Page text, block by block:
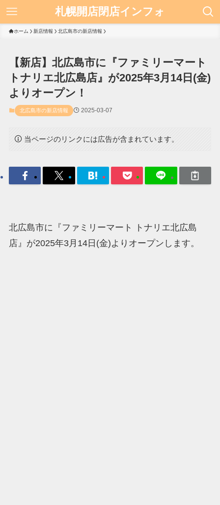
札幌開店閉店インフォ
ホーム 新店情報 北広島市の新店情報
【新店】北広島市に『ファミリーマート
トナリエ北広島店』が2025年3月14日(金)
よりオープン！
北広島市の新店情報 2025-03-07
当ページのリンクには広告が含まれています。
北広島市に『ファミリーマート トナリエ北広島
店』が2025年3月14日(金)よりオープンします。